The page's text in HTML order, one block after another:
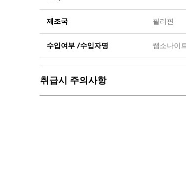
제조국 필리핀
수입여부 /수입자명 쌤소나이
취급시 주의사항